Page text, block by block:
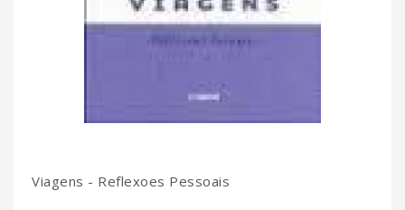
Viagens - Reflexoes Pessoais